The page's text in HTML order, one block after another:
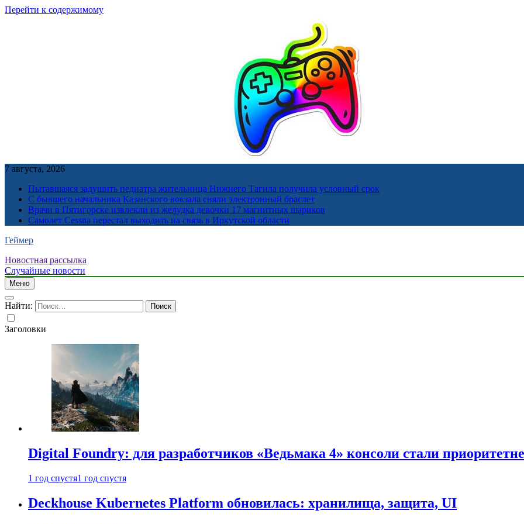
Перейти к содержимому
7 августа, 2026
Пытавшаяся задушить педиатра жительница Нижнего Тагила получила условный срок
С бывшего начальника Казанского вокзала сняли электронный браслет
Врачи в Пятигорске извлекли из желудка девочки 17 магнитных шариков
Самолет Cessna перестал выходить на связь в Иркутской области
Геймер
Новостная рассылка
Случайные новости
Меню
Найти:
Заголовки
Digital Foundry: для разработчиков «Ведьмака 4» консоли стали
1 год спустя1 год спустя
Deckhouse Kubernetes Platform обновилась: хранилища, защита, UI